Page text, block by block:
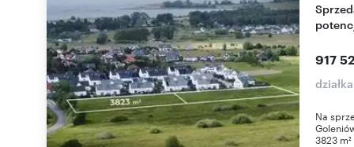
Sprzedam działkę 3823 m² z mediami i
917
Na
3823